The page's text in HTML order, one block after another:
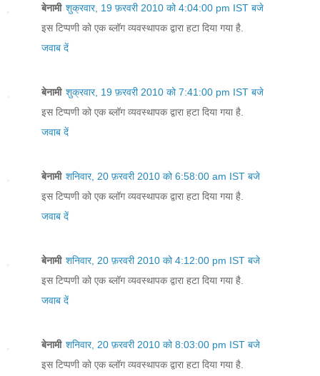
बेनामी शुक्रवार, 19 फ़रवरी 2010 को 4:04:00 pm IST बजे
इस टिप्पणी को एक ब्लॉग व्यवस्थापक द्वारा हटा दिया गया है.
जवाब दें
बेनामी शुक्रवार, 19 फ़रवरी 2010 को 7:41:00 pm IST बजे
इस टिप्पणी को एक ब्लॉग व्यवस्थापक द्वारा हटा दिया गया है.
जवाब दें
बेनामी शनिवार, 20 फ़रवरी 2010 को 6:58:00 am IST बजे
इस टिप्पणी को एक ब्लॉग व्यवस्थापक द्वारा हटा दिया गया है.
जवाब दें
बेनामी शनिवार, 20 फ़रवरी 2010 को 4:12:00 pm IST बजे
इस टिप्पणी को एक ब्लॉग व्यवस्थापक द्वारा हटा दिया गया है.
जवाब दें
बेनामी शनिवार, 20 फ़रवरी 2010 को 8:03:00 pm IST बजे
इस टिप्पणी को एक ब्लॉग व्यवस्थापक द्वारा हटा दिया गया है.